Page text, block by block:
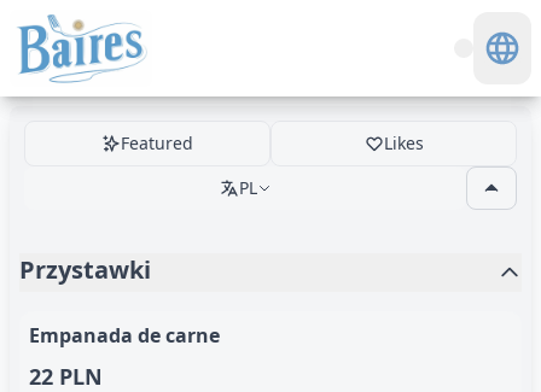
Featured
Likes
PL
Przystawki
Empanada de carne
22 PLN